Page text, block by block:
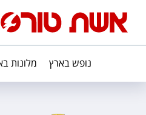
נופש בארץ מלונות